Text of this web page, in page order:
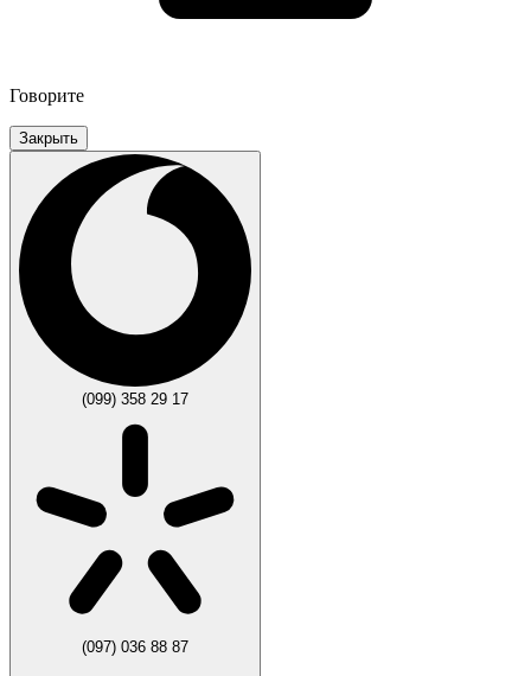
Говорите
Закрыть
(099) 358 29 17
(097) 036 88 87